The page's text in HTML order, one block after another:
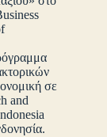
σε
and